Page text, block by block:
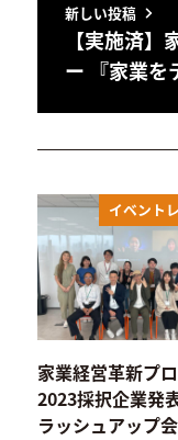
新しい投稿
【実施済
ー 『家業
イベント
家業経営革新プ
2023採択企業発
ラッシュアップ